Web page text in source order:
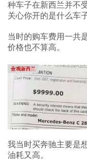
种车子在新西兰并不
关心你开的是什么车
当时的购车费用一共
价格也不算高。
我当时买奔驰主要是
油耗又高。